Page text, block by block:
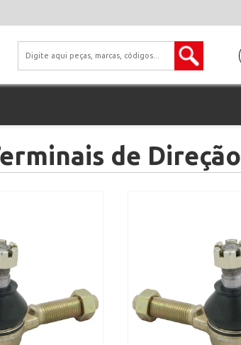
de Direção